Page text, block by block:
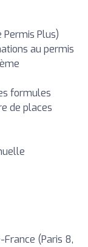
Permis Plus)
au permis
formules
de places
(Paris 8,